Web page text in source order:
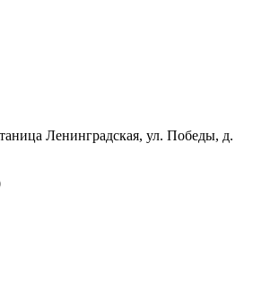
Ленинградская, ул. Победы, д.